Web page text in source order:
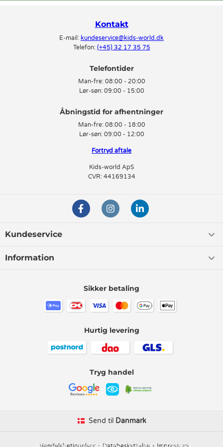
Kontakt
E-mail: kundeservice@kids-world.dk
Telefon: (+45) 32 17 35 75
Telefontider
Man-fre: 08:00 - 20:00
Lør-søn: 09:00 - 15:00
Man-fre: 08:00 - 18:00
Lør-søn: 09:00 - 12:00
Fortryd aftale
Kids-world ApS
CVR: 44169134
Kundeservice
Information
Send til Danmark
Sikker betaling
Hurtig levering
Tryg handel